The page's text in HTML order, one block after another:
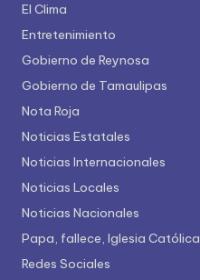
El Clima
Entretenimiento
Gobierno de Reynosa
Gobierno de Tamaulipas
Nota Roja
Noticias Estatales
Noticias Internacionales
Noticias Locales
Noticias Nacionales
Papa, fallece, Iglesia Católica
Redes Sociales